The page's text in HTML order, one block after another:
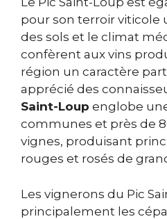
pour son terroir viticole
des sols et le climat
confèrent aux vins
région un caractère
apprécié des
Saint-Loup englobe
communes et près de
vignes, produisant
rouges et rosés de
Les vignerons du Pic
principalement les